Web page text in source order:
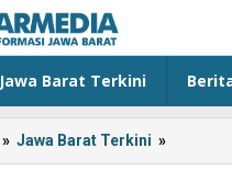
Jawa Barat Terkini
» Jawa Barat Terkini »
Cirebon